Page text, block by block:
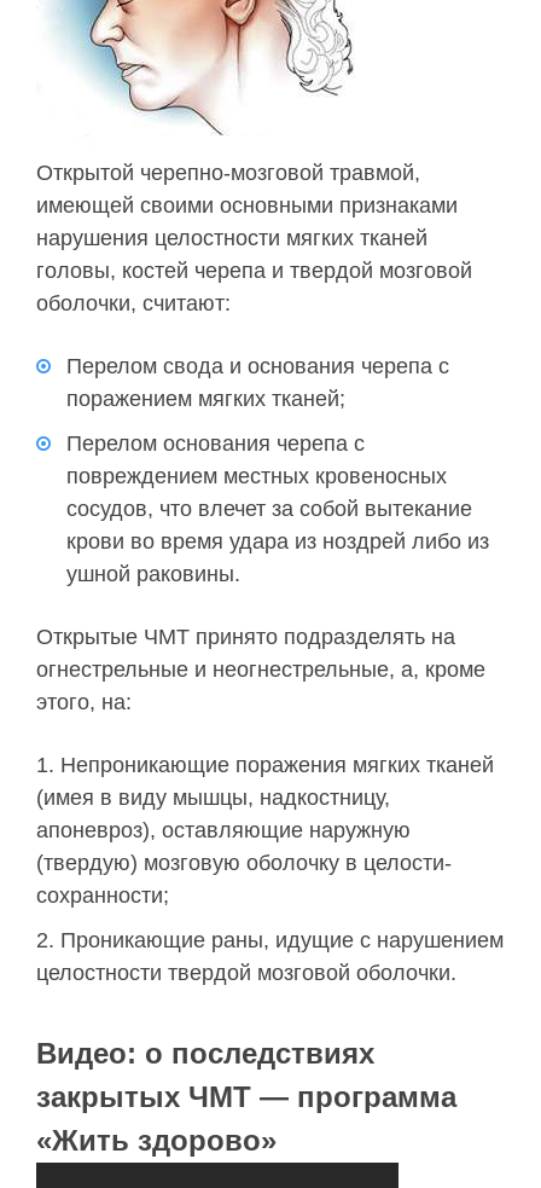
Открытой черепно-мозговой травмой,
имеющей своими основными признаками
нарушения целостности мягких тканей
головы, костей черепа и твердой мозговой
оболочки, считают:
Перелом свода и основания черепа с
поражением мягких тканей;
Перелом основания черепа с
повреждением местных кровеносных
сосудов, что влечет за собой вытекание
крови во время удара из ноздрей либо из
ушной раковины.
Открытые ЧМТ принято подразделять на
огнестрельные и неогнестрельные, а, кроме
этого, на:
Непроникающие поражения мягких тканей
(имея в виду мышцы, надкостницу,
апоневроз), оставляющие наружную
(твердую) мозговую оболочку в целости-
сохранности;
Проникающие раны, идущие с нарушением
целостности твердой мозговой оболочки.
Видео: о последствиях
закрытых ЧМТ — программа
«Жить здорово»